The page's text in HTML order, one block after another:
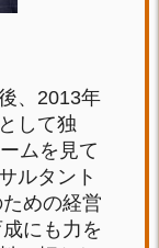
、2013年
して独
ムを見て
ルタント
めの経営
にも力を